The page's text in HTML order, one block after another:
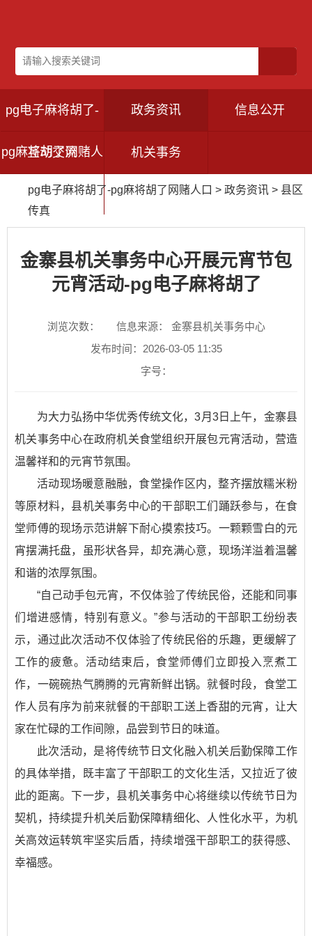
pg电子麻将胡了-
pg麻将胡了网赌人
口
政务资讯 信息公开
互动交流 机关事务
pg电子麻将胡了-pg麻将胡了网赌人口 > 政务资讯 > 县区
传真
金寨县机关事务中心开展元宵节包
元宵活动-pg电子麻将胡了
浏览次数：
信息来源： 金寨县机关事务中心
发布时间：2026-03-05 11:35
字号：
为大力弘扬中华优秀传统文化，3月3日上午，金寨县
机关事务中心在政府机关食堂组织开展包元宵活动，营造
温馨祥和的元宵节氛围。
活动现场暖意融融，食堂操作区内，整齐摆放糯米粉
等原材料，县机关事务中心的干部职工们踊跃参与，在食
堂师傅的现场示范讲解下耐心摸索技巧。一颗颗雪白的元
宵摆满托盘，虽形状各异，却充满心意，现场洋溢着温馨
和谐的浓厚氛围。
“自己动手包元宵，不仅体验了传统民俗，还能和同事
们增进感情，特别有意义。”参与活动的干部职工纷纷表
示，通过此次活动不仅体验了传统民俗的乐趣，更缓解了
工作的疲惫。活动结束后，食堂师傅们立即投入烹煮工
作，一碗碗热气腾腾的元宵新鲜出锅。就餐时段，食堂工
作人员有序为前来就餐的干部职工送上香甜的元宵，让大
家在忙碌的工作间隙，品尝到节日的味道。
此次活动，是将传统节日文化融入机关后勤保障工作
的具体举措，既丰富了干部职工的文化生活，又拉近了彼
此的距离。下一步，县机关事务中心将继续以传统节日为
契机，持续提升机关后勤保障精细化、人性化水平，为机
关高效运转筑牢坚实后盾，持续增强干部职工的获得感、
幸福感。